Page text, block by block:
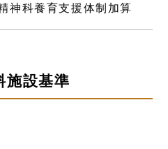
神科養育支援体制加算
施設基準